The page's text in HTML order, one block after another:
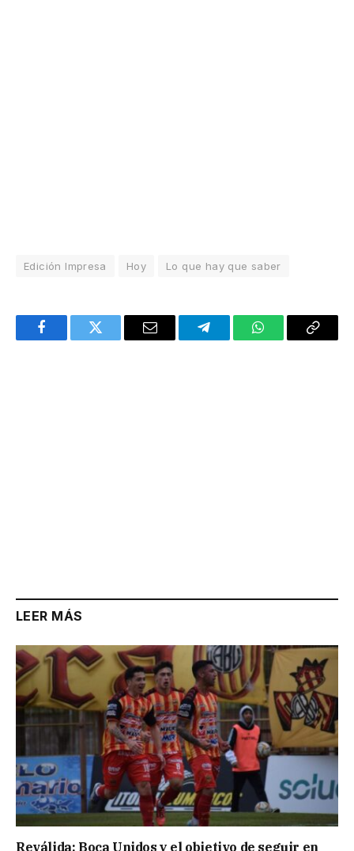
Edición Impresa Hoy Lo que hay que saber
FacebookTwitter Email TelegramWhatsAppCopy
LEER MÁS
Reválida: Boca Unidos y el objetivo de seguir en